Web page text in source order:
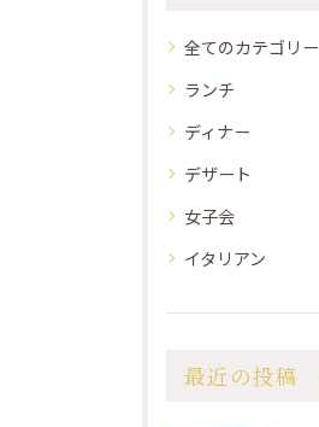
全てのカテゴリー
ランチ
ディナー
デザート
女子会
イタリアン
最近の投稿